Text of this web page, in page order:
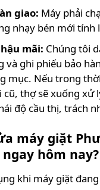
giao: Máy phải
nhạy bén mới tính
mãi: Chúng tôi
và ghi phiếu bảo
mục. Nếu trong
cũ, thợ sẽ xuống xử
độ cầu thị, trách
máy giặt
hôm nay?
khi máy giặt